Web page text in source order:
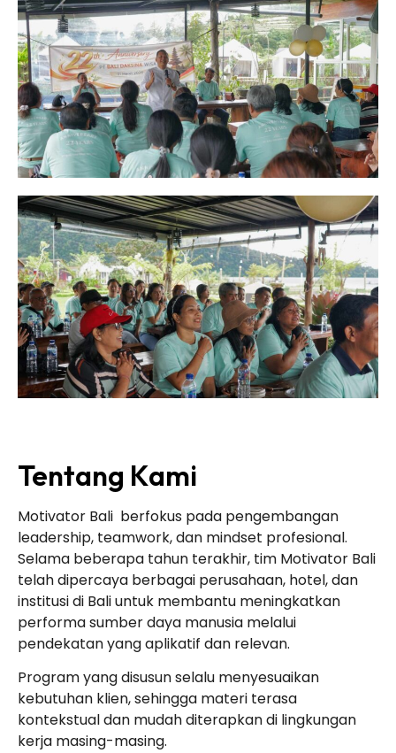
Tentang Kami
Motivator Bali berfokus pada pengembangan
leadership, teamwork, dan mindset profesional.
Selama beberapa tahun terakhir, tim Motivator Bali
telah dipercaya berbagai perusahaan, hotel, dan
institusi di Bali untuk membantu meningkatkan
performa sumber daya manusia melalui
pendekatan yang aplikatif dan relevan.
Program yang disusun selalu menyesuaikan
kebutuhan klien, sehingga materi terasa
kontekstual dan mudah diterapkan di lingkungan
kerja masing-masing.